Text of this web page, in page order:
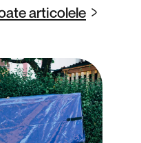
articolele